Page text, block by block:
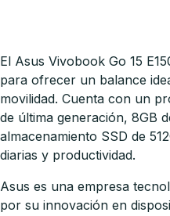
El Asus Vivobook Go 15
para ofrecer un balance
movilidad. Cuenta con un
de última generación, 8GB
almacenamiento SSD de
diarias y productividad.
Asus es una empresa
por su innovación en